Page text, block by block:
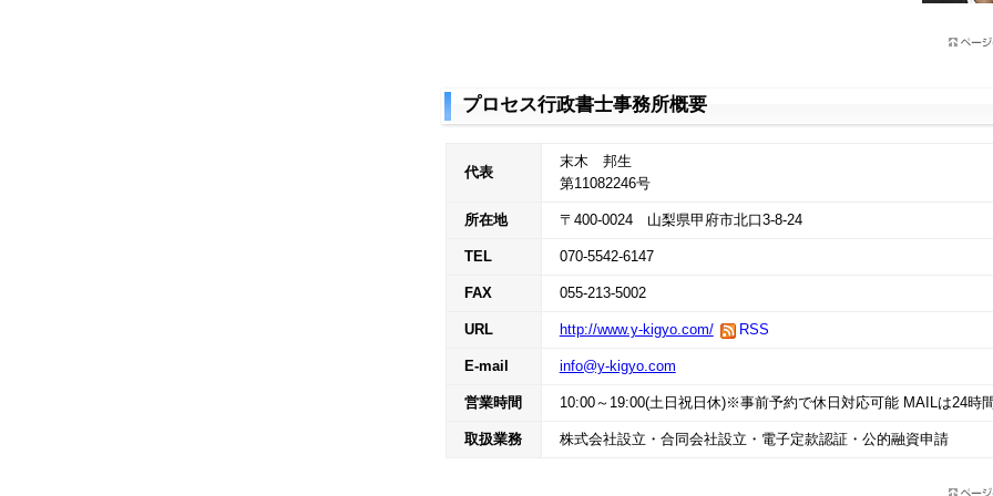
プロセス行政書士事務所概要
代表
末木 邦生
第11082246号
所在地 〒400-0024 山梨県甲府市北口3-8-24
TEL 070-5542-6147
FAX 055-213-5002
URL http://www.y-kigyo.com/ RSS
E-mail info@y-kigyo.com
営業時間 10:00～19:00(土日祝日休)※事前予約で休日対応可能 MAILは24時
取扱業務 株式会社設立・合同会社設立・電子定款認証・公的融資申請